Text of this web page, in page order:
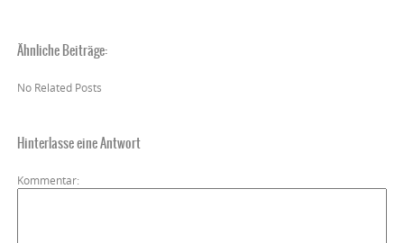
Ähnliche Beiträge:
No Related Posts
Hinterlasse eine Antwort
Kommentar